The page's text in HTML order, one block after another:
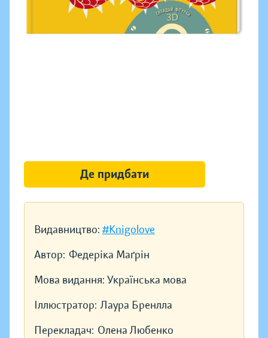
Видавництво: #Knigolove
Автор: Федеріка Маґрін
Мова видання: Українська мова
Іллюстратор: Лаура Бренлла
Перекладач: Олена Любенко
Де придбати